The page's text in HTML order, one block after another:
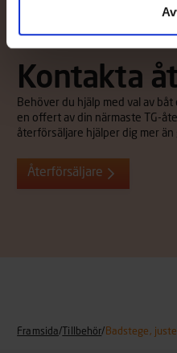
Kontakta
Behöver du hjälp med val av
en offert av din närmaste TG-
återförsäljare hjälper dig mer än
Återförsäljare
Framsida/ Tillbehör/ Badstege,